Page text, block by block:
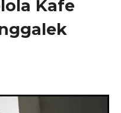
Kafe